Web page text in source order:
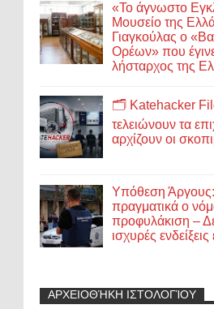
«Το άγνωστο
Μουσείο της
Γιαγκούλας ο
Ορέων» που
λήσταρχος της
🗂️ Katehacker
τελειώνουν τα
αρχίζουν οι
Υπόθεση Άργους:
πραγματικά ο
προφυλάκιση –
ισχυρές
ΑΡΧΕΙΟΘΉΚΗ ΙΣΤΟΛΟΓΊΟΥ